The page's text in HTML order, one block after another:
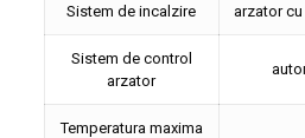
Sistem de incalzire arzator
Sistem de control
arzator
Temperatura maxima